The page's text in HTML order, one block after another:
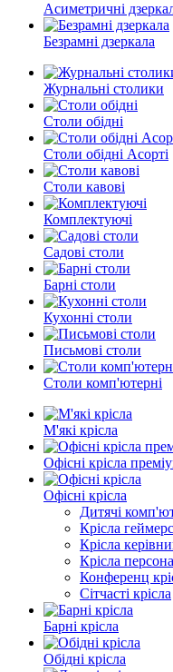
Асиметричні
Безрамні дзеркала
Журнальні столики
Столи обідні
Столи обідні Асорті
Столи кавові
Комплектуючі
Садові столи
Барні столи
Кухонні столи
Письмові столи
Столи комп'ютерні
М'які крісла
Офісні крісла
Офісні крісла
Дитячі
Крісла
Крісла
Крісла
Конференц
Сітчасті крісла
Барні крісла
Обідні крісла